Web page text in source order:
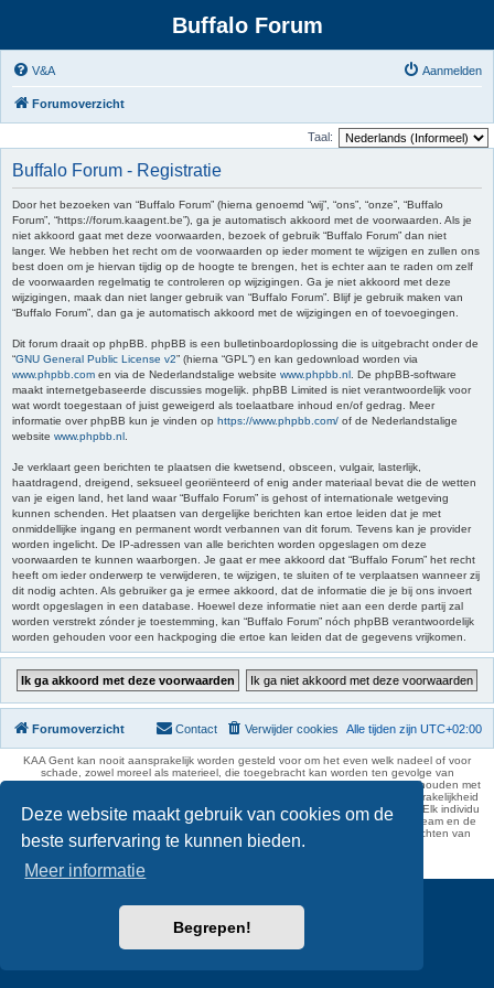
Deze website maakt gebruik van cookies om de
beste surfervaring te kunnen bieden.
Meer informatie
Begrepen!
Buffalo Forum
V&A Aanmelden
Forumoverzicht
Taal:
Buffalo Forum - Registratie
Door het bezoeken van “Buffalo Forum” (hierna genoemd “wij”, “ons”, “onze”, “Buffalo
Forum”, “https://forum.kaagent.be”), ga je automatisch akkoord met de voorwaarden. Als je
niet akkoord gaat met deze voorwaarden, bezoek of gebruik “Buffalo Forum” dan niet
langer. We hebben het recht om de voorwaarden op ieder moment te wijzigen en zullen ons
best doen om je hiervan tijdig op de hoogte te brengen, het is echter aan te raden om zelf
de voorwaarden regelmatig te controleren op wijzigingen. Ga je niet akkoord met deze
wijzigingen, maak dan niet langer gebruik van “Buffalo Forum”. Blijf je gebruik maken van
“Buffalo Forum”, dan ga je automatisch akkoord met de wijzigingen en of toevoegingen.
Dit forum draait op phpBB. phpBB is een bulletinboardoplossing die is uitgebracht onder de
“GNU General Public License v2” (hierna “GPL”) en kan gedownload worden via
www.phpbb.com en via de Nederlandstalige website www.phpbb.nl . De phpBB-software
maakt internetgebaseerde discussies mogelijk. phpBB Limited is niet verantwoordelijk voor
wat wordt toegestaan of juist geweigerd als toelaatbare inhoud en/of gedrag. Meer
informatie over phpBB kun je vinden op https://www.phpbb.com/ of de Nederlandstalige
website www.phpbb.nl
Je verklaart geen berichten te plaatsen die kwetsend, obsceen, vulgair, lasterlijk,
haatdragend, dreigend, seksueel georiënteerd of enig ander materiaal bevat die de wetten
van je eigen land, het land waar “Buffalo Forum” is gehost of internationale wetgeving
kunnen schenden. Het plaatsen van dergelijke berichten kan ertoe leiden dat je met
onmiddellijke ingang en permanent wordt verbannen van dit forum. Tevens kan je provider
worden ingelicht. De IP-adressen van alle berichten worden opgeslagen om deze
voorwaarden te kunnen waarborgen. Je gaat er mee akkoord dat “Buffalo Forum” het recht
heeft om ieder onderwerp te verwijderen, te wijzigen, te sluiten of te verplaatsen wanneer zij
dit nodig achten. Als gebruiker ga je ermee akkoord, dat de informatie die je bij ons invoert
wordt opgeslagen in een database. Hoewel deze informatie niet aan een derde partij zal
worden verstrekt zónder je toestemming, kan “Buffalo Forum” nóch phpBB verantwoordelijk
worden gehouden voor een hackpoging die ertoe kan leiden dat de gegevens vrijkomen.
Forumoverzicht Alle tijden zijn UTC+02:00
Verwijder cookies
Contact
KAA Gent kan nooit aansprakelijk worden gesteld voor om het even welk nadeel of voor
schade, zowel moreel als materieel, die toegebracht kan worden ten gevolge van
feitelijkheden en daden van derden die rechtstreeks of onrechtstreeks verband houden met
de gegevens vermeld op de website van KAA Gent. Deze ontheffing van aansprakelijkheid
geldt inzonderheid voor het forum, waarvan KAA Gent zich volledig distantieert. Elk individu
is dus verantwoordelijk voor zijn uitlatingen op het Buffalo Forum. Ook het webteam en de
moderators kunnen niet aansprakelijk gesteld worden voor de inhoud van berichten van
gebruikers.